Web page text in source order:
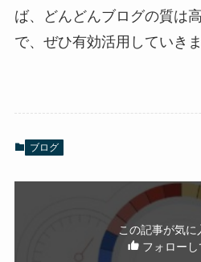
ば、どんどんブログの質は
で、ぜひ有効活用していき
ブログ
この記事が気に
フォローし